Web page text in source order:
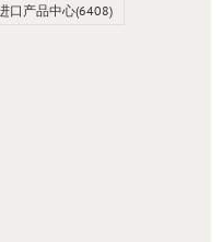
口产品中心(6408)